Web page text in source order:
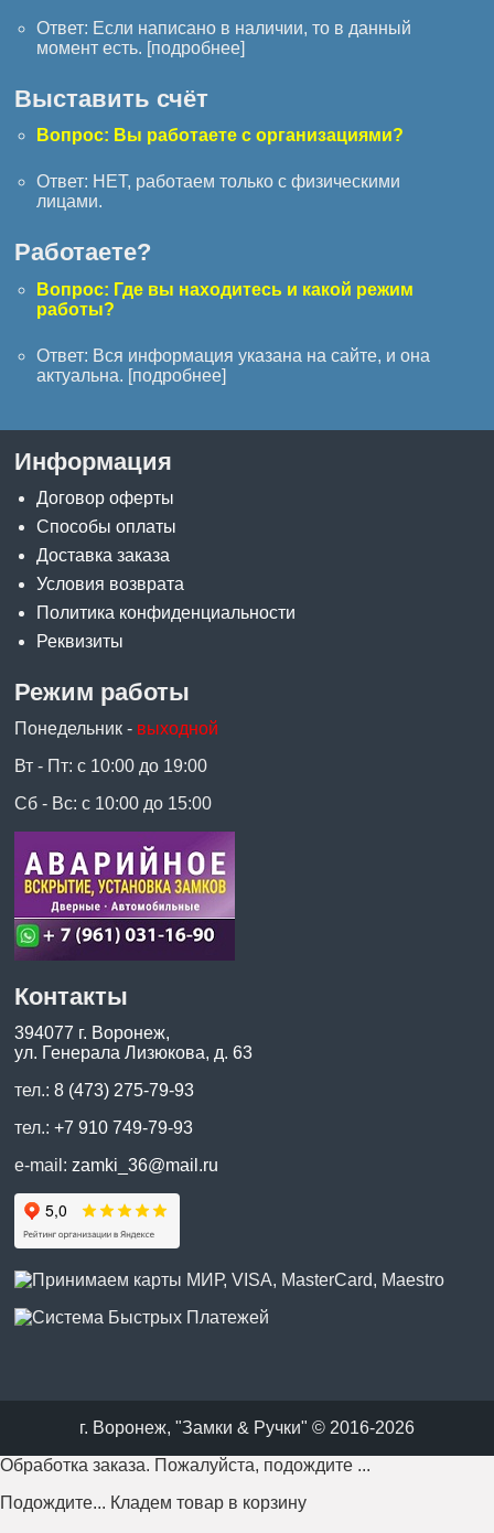
Ответ: Если написано в наличии, то в данный
момент есть. [подробнее]
Выставить счёт
Вопрос: Вы работаете с организациями?
Ответ: НЕТ, работаем только с физическими
лицами.
Работаете?
Вопрос: Где вы находитесь и какой режим
работы?
Ответ: Вся информация указана на сайте, и она
актуальна. [подробнее]
Информация
Договор оферты
Способы оплаты
Доставка заказа
Условия возврата
Политика конфиденциальности
Реквизиты
Режим работы
Понедельник - выходной
Вт - Пт: с 10:00 до 19:00
Сб - Вс: с 10:00 до 15:00
Контакты
394077 г. Воронеж,
ул. Генерала Лизюкова, д. 63
тел.:8 (473) 275-79-93
тел.:+7 910 749-79-93
e-mail: zamki_36@mail.ru
г. Воронеж, "Замки & Ручки" © 2016-2026
Обработка заказа. Пожалуйста, подождите ...
Подождите... Кладем товар в корзину